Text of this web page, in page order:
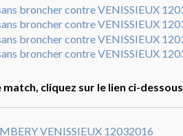
cliquez sur le lien ci-dessous
VENISSIEUX 12032016